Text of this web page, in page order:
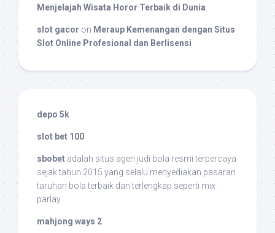
Menjelajah Wisata Horor Terbaik di Dunia
slot gacor on Meraup Kemenangan dengan Situs
Slot Online Profesional dan Berlisensi
depo 5k
slot bet 100
sbobet adalah situs agen judi bola resmi terpercaya
sejak tahun 2015 yang selalu menyediakan pasaran
taruhan bola terbaik dan terlengkap seperti mix
parlay.
mahjong ways 2